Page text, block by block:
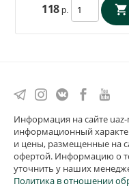
118 р.
Информация на сайте
информационный
и цены, размещенные на
офертой. Информацию о
уточнить у наших
Политика в отношении